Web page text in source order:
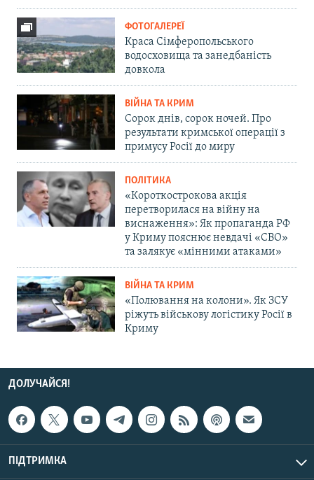
ФОТОГАЛЕРЕЇ
Краса Сімферопольського
водосховища та занедбаність
довкола
ВІЙНА ТА КРИМ
Сорок днів, сорок ночей. Про
результати кримської операції з
примусу Росії до миру
ПОЛІТИКА
«Короткострокова акція
перетворилася на війну на
виснаження»: Як пропаганда РФ
у Криму пояснює невдачі «СВО»
та залякує «мінними атаками»
ВІЙНА ТА КРИМ
«Полювання на колони». Як ЗСУ
ріжуть військову логістику Росії в
Криму
ДОЛУЧАЙСЯ!
ПІДТРИМКА